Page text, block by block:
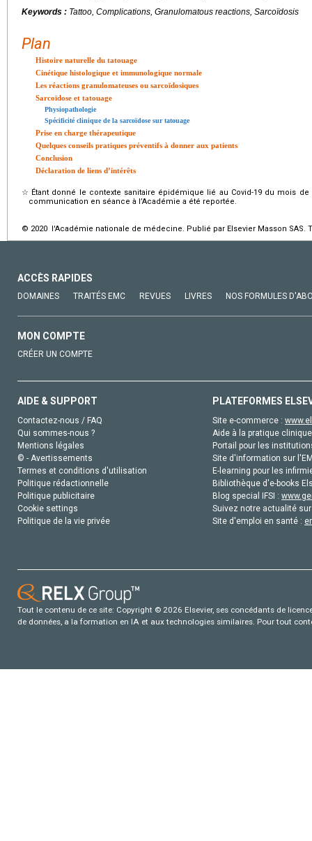
Keywords : Tattoo, Complications, Granulomatous reactions, Sarcoïdosis
Plan
Histoire naturelle du tatouage
Cinétique histologique et immunologique normale
Les réactions granulomateuses ou sarcoïdosiques
Sarcoïdose et tatouage
Physiopathologie
Spécificité clinique de la sarcoïdose sur tatouage
Prise en charge thérapeutique
Quelques conseils pratiques préventifs à donner aux patients
Conclusion
Déclaration de liens d’intérêts
☆ Étant donné le contexte sanitaire épidémique lié au Covid-19 du mois
communication en séance à l’Académie a été reportée.
© 2020 l'Académie nationale de médecine. Publié par Elsevier Masson SAS.
ACCÈS RAPIDES
DOMAINES TRAITÉS EMC REVUES LIVRES NOS FORMULES
MON COMPTE
CRÉER UN COMPTE
AIDE & SUPPORT
Contactez-nous / FAQ
Qui sommes-nous ?
Mentions légales
© - Avertissements
Termes et conditions d'utilisation
Politique rédactionnelle
Politique publicitaire
Cookie settings
Politique de la vie privée
PLATEFORMES
Site e-commerce :
Aide à la pratique
Portail pour les
Site d'information sur
E-learning pour les
Bibliothèque d'e-books
Blog special IFSI :
Suivez notre actualité
Site d'emploi en santé :
Tout le contenu de ce site: Copyright © 2026 Elsevier, ses concédants de
de données, a la formation en IA et aux technologies similaires. Pour tout